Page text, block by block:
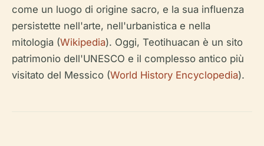
come un luogo di origine sacro, e la sua influenza
persistette nell'arte, nell'urbanistica e nella
mitologia (Wikipedia). Oggi, Teotihuacan è un sito
patrimonio dell'UNESCO e il complesso antico più
visitato del Messico (World History Encyclopedia).